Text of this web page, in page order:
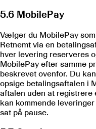
5.6 MobilePay
Vælger du MobilePay
Retnemt via en
hver levering reserveres
MobilePay efter samme
beskrevet ovenfor. Du
opsige betalingsaftalen i
aftalen uden at registrere
kan kommende
sat på pause.